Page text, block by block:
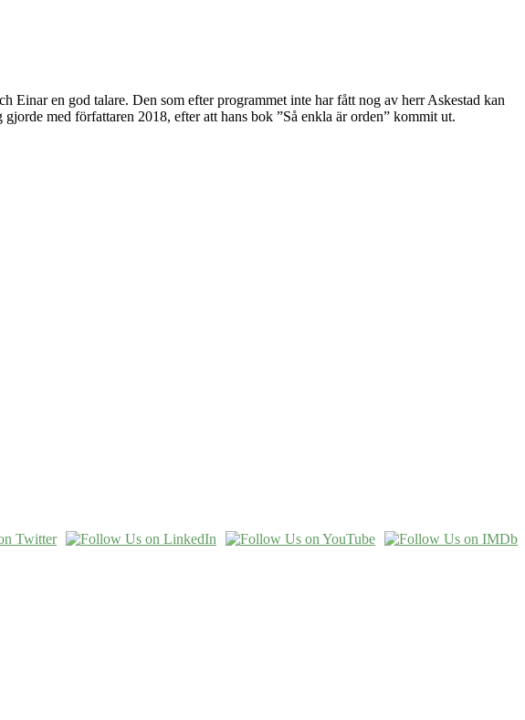
en god talare. Den som efter programmet inte har fått nog av herr Askestad kan
med författaren 2018, efter att hans bok ”Så enkla är orden” kommit ut.